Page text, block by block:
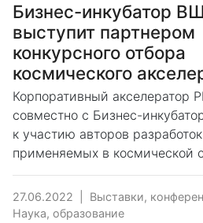
Бизнес-инкубатор
выступит партнером
конкурсного отбора
космического
Корпоративный акселератор
совместно с Бизнес-
к участию авторов
применяемых в космической
27.06.2022 Выставки,
Наука, образование